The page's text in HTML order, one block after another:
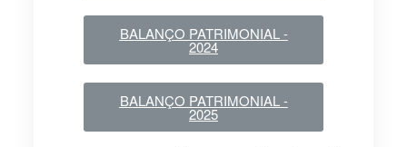
BALANÇO PATRIMONIAL -
2024
BALANÇO PATRIMONIAL -
2025